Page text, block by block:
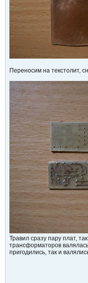
Переносим на текстолит,
Травил сразу пару плат,
трансформаторов
пригодились, так и